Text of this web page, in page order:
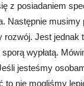
z posiadaniem
Następnie
rozwój. Jest
wypłatą.
jesteśmy
nie mogliśmy